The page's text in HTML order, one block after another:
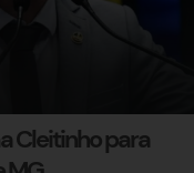
Cleitinho para